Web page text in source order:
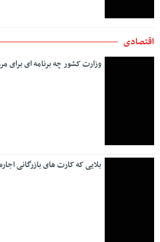
اقتصادی
وزارت کشور چه برنامه ای برای
بلایی که کارت های بازرگانی